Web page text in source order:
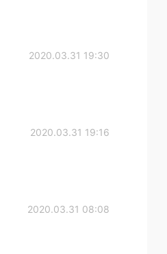
2020.03.31 19:30
2020.03.31 19:16
2020.03.31 08:08